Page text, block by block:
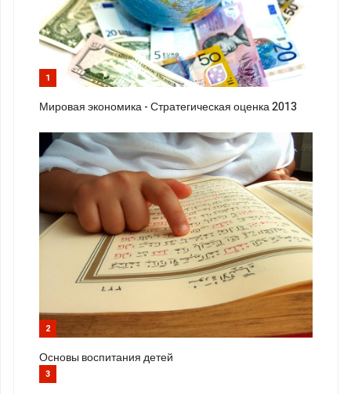
1
Мировая экономика - Стратегическая оценка 2013
2
Основы воспитания детей
3